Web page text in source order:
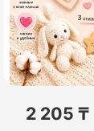
2 205 ₸